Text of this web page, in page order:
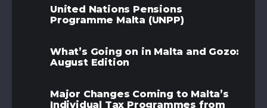
United Nations Pensions
Programme Malta (UNPP)
What’s Going on in Malta and Gozo:
August Edition
Major Changes Coming to Malta’s
Individual Tax Programmes from